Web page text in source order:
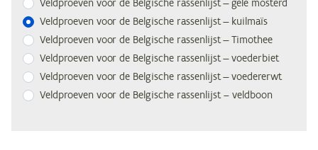
Veld­proe­ven voor de Bel­gi­sche ras­sen­lijst — gele mosterd
Veld­proe­ven voor de Bel­gi­sche ras­sen­lijst — kuilmaïs
Veld­proe­ven voor de Bel­gi­sche ras­sen­lijst — Timothee
Veld­proe­ven voor de Bel­gi­sche ras­sen­lijst — voederbiet
Veld­proe­ven voor de Bel­gi­sche ras­sen­lijst — voedererwt
Veld­proe­ven voor de Bel­gi­sche ras­sen­lijst – veldboon